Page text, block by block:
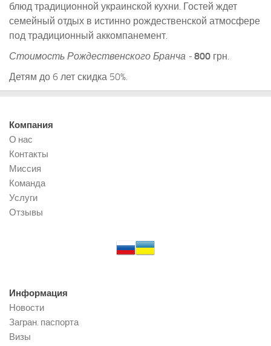
блюд традиционной украинской кухни. Гостей ждет
семейный отдых в истинно рождественской атмосфере
под традиционный аккомпанемент.
Стоимость Рождественского Бранча - 800 грн.
Детям до 6 лет скидка 50%.
Компания
О нас
Контакты
Миссия
Команда
Услуги
Отзывы
Информация
Новости
Загран. паспорта
Визы